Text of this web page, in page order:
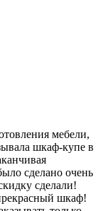
мебели,
шкаф-купе в
сделано очень
сделали!
шкаф!